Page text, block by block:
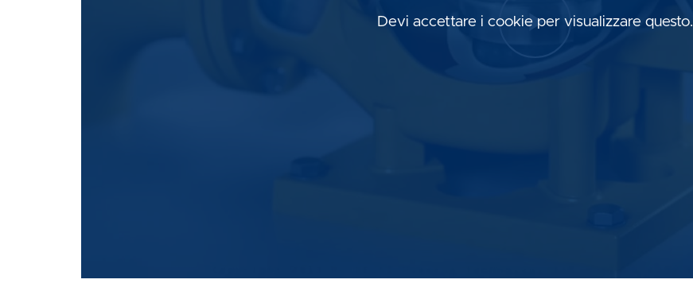
Devi accettare i cookie per visualizzare questo.